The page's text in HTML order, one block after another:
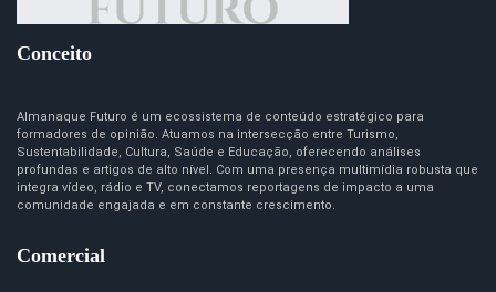
Conceito
Almanaque Futuro é um ecossistema de conteúdo estratégico para
formadores de opinião. Atuamos na intersecção entre Turismo,
Sustentabilidade, Cultura, Saúde e Educação, oferecendo análises
profundas e artigos de alto nível. Com uma presença multimídia robusta que
integra vídeo, rádio e TV, conectamos reportagens de impacto a uma
comunidade engajada e em constante crescimento.
Comercial